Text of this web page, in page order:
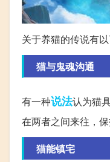
关于养猫的传说有以
猫与鬼魂沟通
有一种说法认为猫
在两者之间来往，保
猫能镇宅